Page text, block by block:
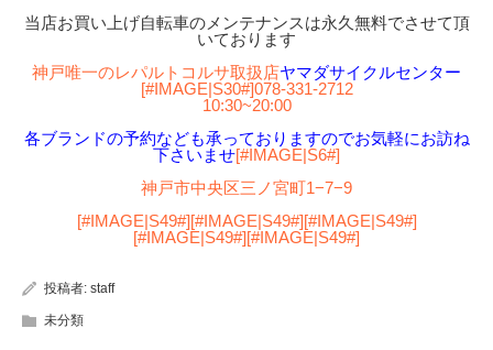
当店お買い上げ自転車のメンテナンスは永久無料でさせて頂
いております
神戸唯一のレパルトコルサ取扱店ヤマダサイクルセンター
[#IMAGE|S30#]078-331-2712
10:30~20:00
各ブランドの予約なども承っておりますのでお気軽にお訪ね
下さいませ[#IMAGE|S6#]
神戸市中央区三ノ宮町1−7−9
[#IMAGE|S49#][#IMAGE|S49#][#IMAGE|S49#]
[#IMAGE|S49#][#IMAGE|S49#]
投稿者: staff
未分類